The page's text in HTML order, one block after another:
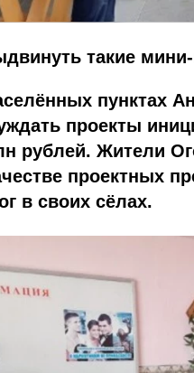
такие
пунктах
проекты
рублей. Жители
проектных
в своих сёлах.